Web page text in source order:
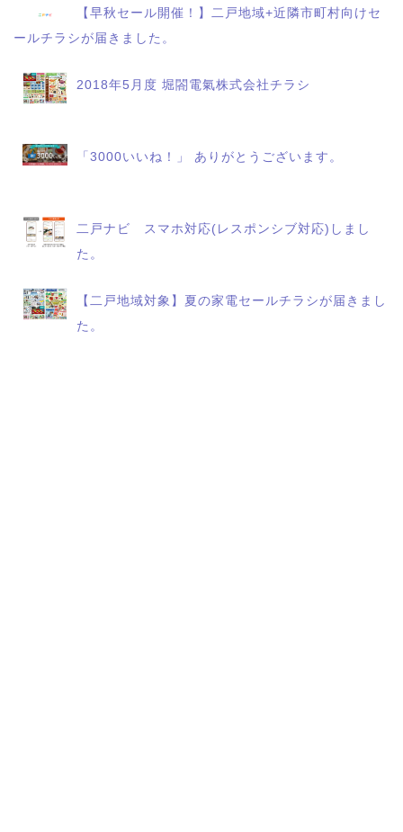
【早秋セール開催！】二戸地域+近隣市町村向けセ
ールチラシが届きました。
2018年5月度 堀閤電氣株式会社チラシ
「3000いいね！」 ありがとうございます。
二戸ナビ スマホ対応(レスポンシブ対応)しまし
た。
【二戸地域対象】夏の家電セールチラシが届きまし
た。